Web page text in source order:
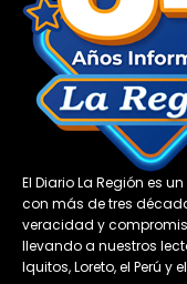
El Diario La Región es
con más de tres
veracidad y
llevando a nuestros
Iquitos, Loreto, el Perú y